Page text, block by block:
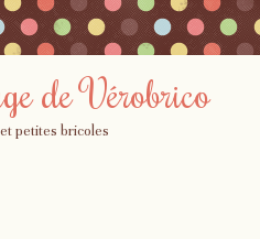
de Vérobrico
petites bricoles